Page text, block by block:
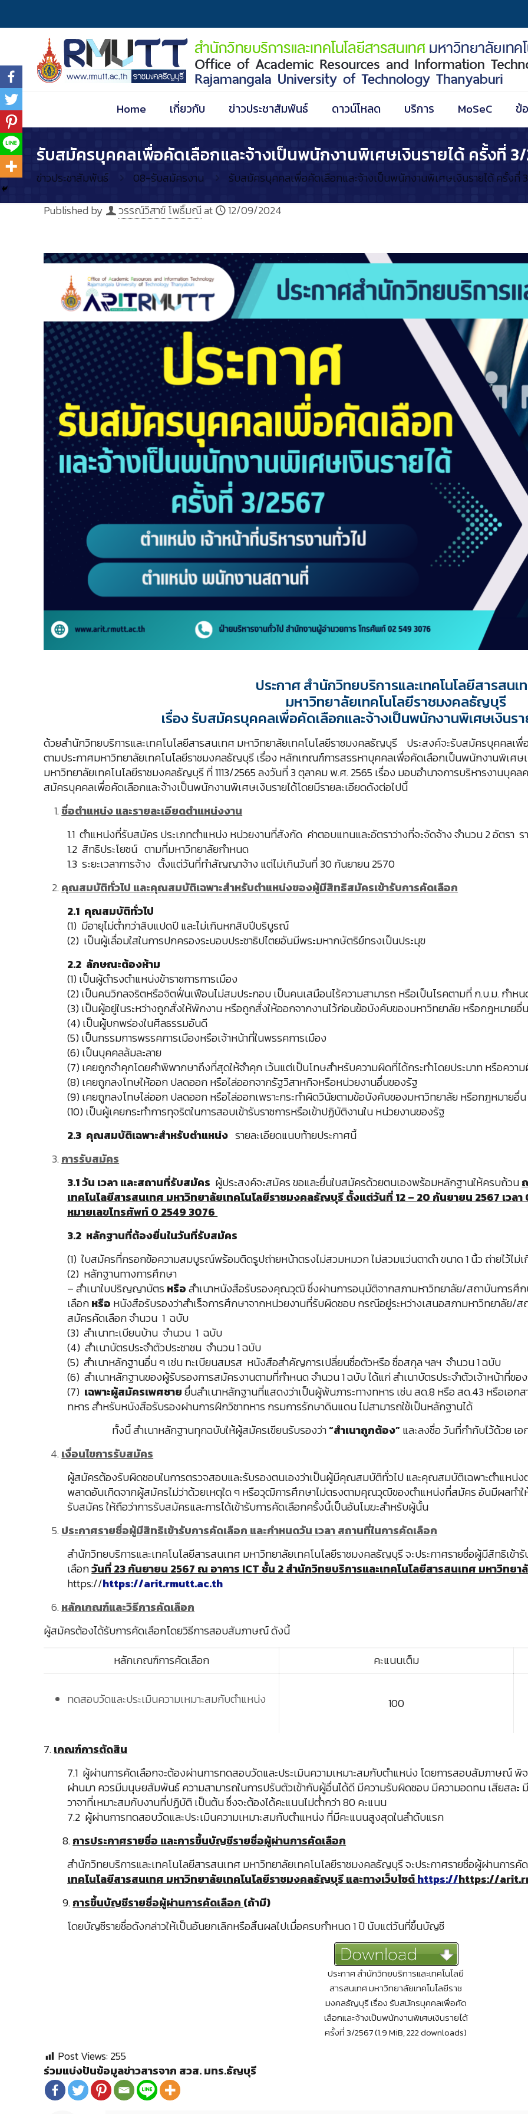
Home เกี่ยวกับ ข่าวประชาสัมพันธ์ ดาวน์โหลด บริการ MoSeC ข้
รับสมัครบุคคลเพื่อคัดเลือกและจ้างเป็นพนักงานพิเศษเงินรายได้ ครั้งที่
ข่าวประชาสัมพันธ์ 08-รับสมัครงาน รับสมัครบุคคลเพื่อคัดเลือกและจ้างเป็นพนักงานพิเศษเงินรายได้ ครั้งที่
Published by วรรณ์วิสาข์ โพธิ์มณีat 12/09/2024
ประกาศ สำนักวิทยบริการและเทคโนโลยีสารสนเ
มหาวิทยาลัยเทคโนโลยีราชมงคลธัญบุรี
เรื่อง รับสมัครบุคคลเพื่อคัดเลือกและจ้างเป็นพนักงานพิเศษเงินร
ด้วยสำนักวิทยบริการและเทคโนโลยีสารสนเทศ มหาวิทยาลัยเทคโนโลยีราชมงคลธัญบุรี ประสงค์จะรับสมัครบุคคลเ
ตามประกาศมหาวิทยาลัยเทคโนโลยีราชมงคลธัญบุรี เรื่อง หลักเกณฑ์การสรรหาบุคคลเพื่อคัดเลือกเป็นพนักงานพิเศษ
มหาวิทยาลัยเทคโนโลยีราชมงคลธัญบุรี ที่ 1113/2565 ลงวันที่ 3 ตุลาคม พ.ศ. 2565 เรื่อง มอบอำนาจการบริหารงานบุ
สมัครบุคคลเพื่อคัดเลือกและจ้างเป็นพนักงานพิเศษเงินรายได้โดยมีรายละเอียดดังต่อไปนี้
ชื่อตำแหน่ง และรายละเอียดตำแหน่งงาน
1.1 ตำแหน่งที่รับสมัคร ประเภทตำแหน่ง หน่วยงานที่สังกัด ค่าตอบแทนและอัตราว่างที่จะจัดจ้าง จำนวน 2 อัตรา ร
1.2 สิทธิประโยชน์ ตามที่มหาวิทยาลัยกำหนด
1.3 ระยะเวลาการจ้าง ตั้งแต่วันที่ทำสัญญาจ้าง แต่ไม่เกินวันที่ 30 กันยายน 2570
คุณสมบัติทั่วไป และคุณสมบัติเฉพาะสำหรับตำแหน่งของผู้มีสิทธิสมัครเข้ารับการคัดเลือก
2.1 คุณสมบัติทั่วไป
(1) มีอายุไม่ต่ำกว่าสิบแปดปี และไม่เกินหกสิบปีบริบูรณ์
(2) เป็นผู้เลื่อมใสในการปกครองระบอบประชาธิปไตยอันมีพระมหากษัตริย์ทรงเป็นประมุข
2.2 ลักษณะต้องห้าม
(1) เป็นผู้ดำรงตำแหน่งข้าราชการการเมือง
(2) เป็นคนวิกลจริตหรือจิตฟั่นเฟือนไม่สมประกอบ เป็นคนเสมือนไร้ความสามารถ หรือเป็นโรคตามที่ ก.บ.ม. กำห
(3) เป็นผู้อยู่ในระหว่างถูกสั่งให้พักงาน หรือถูกสั่งให้ออกจากงานไว้ก่อนข้อบังคับของมหาวิทยาลัย หรือกฎหมายอื่น
(4) เป็นผู้บกพร่องในศีลธรรมอันดี
(5) เป็นกรรมการพรรคการเมืองหรือเจ้าหน้าที่ในพรรคการเมือง
(6) เป็นบุคคลล้มละลาย
(7) เคยถูกจำคุกโดยคำพิพากษาถึงที่สุดให้จำคุก เว้นแต่เป็นโทษสำหรับความผิดที่ได้กระทำโดยประมาท หรือควา
(8) เคยถูกลงโทษให้ออก ปลดออก หรือไล่ออกจากรัฐวิสาหกิจหรือหน่วยงานอื่นของรัฐ
(9) เคยถูกลงโทษไล่ออก ปลดออก หรือไล่ออกเพราะกระทำผิดวินัยตามข้อบังคับของมหาวิทยาลัย หรือกฎหมายอื่น
(10) เป็นผู้เคยกระทำการทุจริตในการสอบเข้ารับราชการหรือเข้าปฏิบัติงานใน หน่วยงานของรัฐ
2.3 คุณสมบัติเฉพาะสำหรับตำแหน่งรายละเอียดแนบท้ายประกาศนี้
การรับสมัคร
3.1 วัน เวลา และสถานที่รับสมัคร ผู้ประสงค์จะสมัคร ขอและยื่นใบสมัครด้วยตนเองพร้อมหลักฐานให้ครบถ้วน
เทคโนโลยีสารสนเทศ มหาวิทยาลัยเทคโนโลยีราชมงคลธัญบุรี ตั้งแต่วันที่ 12 – 20 กันยายน 2567 เวล
หมายเลขโทรศัพท์ 0 2549 3076
3.2 หลักฐานที่ต้องยื่นในวันที่รับสมัคร
(1) ใบสมัครที่กรอกข้อความสมบูรณ์พร้อมติดรูปถ่ายหน้าตรงไม่สวมหมวก ไม่สวมแว่นตาดำ ขนาด 1 นิ้ว ถ่ายไว้ไม่เ
(2) หลักฐานทางการศึกษา
– สำเนาใบปริญญาบัตรหรือสำเนาหนังสือรับรองคุณวุฒิ ซึ่งผ่านการอนุมัติจากสภามหาวิทยาลัย/สถาบันการศึ
เลือกหรือ หนังสือรับรองว่าสำเร็จการศึกษาจากหน่วยงานที่รับผิดชอบ กรณีอยู่ระหว่างเสนอสภามหาวิทยาลัย
สมัครคัดเลือก จำนวน 1 ฉบับ
(3) สำเนาทะเบียนบ้าน จำนวน 1 ฉบับ
(4) สำเนาบัตรประจำตัวประชาชน จำนวน 1 ฉบับ
(5) สำเนาหลักฐานอื่น ๆ เช่น ทะเบียนสมรส หนังสือสำคัญการเปลี่ยนชื่อตัวหรือ ชื่อสกุล ฯลฯ จำนวน 1 ฉบับ
(6) สำเนาหลักฐานของผู้รับรองการสมัครงานตามที่กำหนด จำนวน 1 ฉบับ ได้แก่ สำเนาบัตรประจำตัวเจ้าหน้าที่ข
(7) เฉพาะผู้สมัครเพศชายยื่นสำเนาหลักฐานที่แสดงว่าเป็นผู้พ้นภาระทางทหาร เช่น สด.8 หรือ สด.43 หรือเอก
ทหาร สำหรับหนังสือรับรองผ่านการฝึกวิชาทหาร กรมการรักษาดินแดน ไม่สามารถใช้เป็นหลักฐานได้
ทั้งนี้ สำเนาหลักฐานทุกฉบับให้ผู้สมัครเขียนรับรองว่า“สำเนาถูกต้อง”และลงชื่อ วันที่กำกับไว้ด้วย เ
เงื่อนไขการรับสมัคร
ผู้สมัครต้องรับผิดชอบในการตรวจสอบและรับรองตนเองว่าเป็นผู้มีคุณสมบัติทั่วไป และคุณสมบัติเฉพาะตำแหน่
พลาดอันเกิดจากผู้สมัครไม่ว่าด้วยเหตุใด ๆ หรือวุฒิการศึกษาไม่ตรงตามคุณวุฒิของตำแหน่งที่สมัคร อันมีผลทำ
รับสมัคร ให้ถือว่าการรับสมัครและการได้เข้ารับการคัดเลือกครั้งนี้เป็นอันโมฆะสำหรับผู้นั้น
ประกาศรายชื่อผู้มีสิทธิเข้ารับการคัดเลือก และกำหนดวัน เวลา สถานที่ในการคัดเลือก
สำนักวิทยบริการและเทคโนโลยีสารสนเทศ มหาวิทยาลัยเทคโนโลยีราชมงคลธัญบุรี จะประกาศรายชื่อผู้มีสิทธิเข้า
เลือกวันที่ 23 กันยายน 2567 ณ อาคารICT ชั้น 2 สำนักวิทยบริการและเทคโนโลยีสารสนเทศ มหาวิทย
https://https://arit.rmutt.ac.th
หลักเกณฑ์และวิธีการคัดเลือก
ผู้สมัครต้องได้รับการคัดเลือกโดยวิธีการสอบสัมภาษณ์ ดังนี้
หลักเกณฑ์การคัดเลือก
คะแนนเต็ม
ทดสอบวัดและประเมินความเหมาะสมกับตำแหน่ง 100
7.เกณฑ์การตัดสิน
7.1 ผู้ผ่านการคัดเลือกจะต้องผ่านการทดสอบวัดและประเมินความเหมาะสมกับตำแหน่ง โดยการสอบสัมภาษณ์
ผ่านมา ควรมีมนุษยสัมพันธ์ ความสามารถในการปรับตัวเข้ากับผู้อื่นได้ดี มีความรับผิดชอบ มีความอดทน เสียสล
วาจาที่เหมาะสมกับงานที่ปฏิบัติ เป็นต้น ซึ่งจะต้องได้คะแนนไม่ต่ำกว่า 80 คะแนน
7.2 ผู้ผ่านการทดสอบวัดและประเมินความเหมาะสมกับตำแหน่ง ที่มีคะแนนสูงสุดในลำดับแรก
8.การประกาศรายชื่อ และการขึ้นบัญชีรายชื่อผู้ผ่านการคัดเลือก
สำนักวิทยบริการและเทคโนโลยีสารสนเทศ มหาวิทยาลัยเทคโนโลยีราชมงคลธัญบุรี จะประกาศรายชื่อผู้ผ่านการคั
เทคโนโลยีสารสนเทศ มหาวิทยาลัยเทคโนโลยีราชมงคลธัญบุรี และทางเว็บไซต์https://https://
9.การขึ้นบัญชีรายชื่อผู้ผ่านการคัดเลือก(ถ้ามี)
โดยบัญชีรายชื่อดังกล่าวให้เป็นอันยกเลิกหรือสิ้นผลไปเมื่อครบกำหนด 1 ปี นับแต่วันที่ขึ้นบัญชี
ประกาศ สำนักวิทยบริการและเทคโนโลยี
สารสนเทศ มหาวิทยาลัยเทคโนโลยีราช
มงคลธัญบุรี เรื่อง รับสมัครบุคคลเพื่อคัด
เลือกและจ้างเป็นพนักงานพิเศษเงินรายได้
ครั้งที่ 3/2567 (1.9 MiB, 222 downloads)
Post Views:255
ร่วมแบ่งปันข้อมูลข่าวสารจาก สวส. มทร.ธัญบุรี